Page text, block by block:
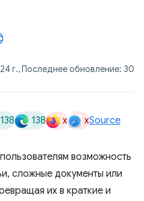
г., Последнее обновление: 30
138 138 x xSource
возможность
сложные документы или
их в краткие и